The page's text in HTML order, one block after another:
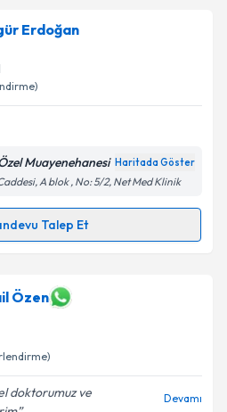
Erdoğan
Muayenehanesi Haritada Göster
A blok , No: 5/2, Net Med Klinik
Talep Et
Talebi
için randevu takvimi talebi
randevu almanız için bir
e-posta ile bilgilendireceğiz.
Özen
doktorumuz ve
Devamı